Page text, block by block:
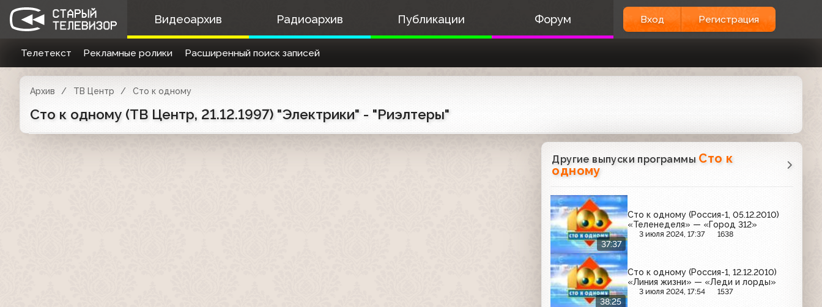
Видеоархив Радиоархив Публикации Форум Вход Регистрация
Телетекст Рекламные ролики Расширенный поиск записей
Архив ТВ Центр Сто к одному
Сто к одному (ТВ Центр, 21.12.1997) "Электрики" - "Риэлтеры"
Другие выпуски программы Сто к
одному
37:37
Сто к одному (Россия-1, 05.12.2010)
«Теленеделя» — «Город 312»
3 июля 2024, 17:37 1638
38:25
Сто к одному (Россия-1, 12.12.2010)
«Линия жизни» — «Леди и лорды»
3 июля 2024, 17:54 1537